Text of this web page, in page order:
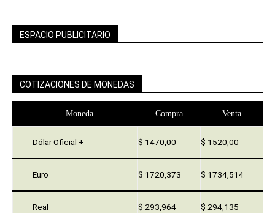
ESPACIO PUBLICITARIO
COTIZACIONES DE MONEDAS
Moneda Compra Venta
Dólar Oficial + $ 1470,00 $ 1520,00
Euro $ 1720,373 $ 1734,514
Real $ 293,964 $ 294,135